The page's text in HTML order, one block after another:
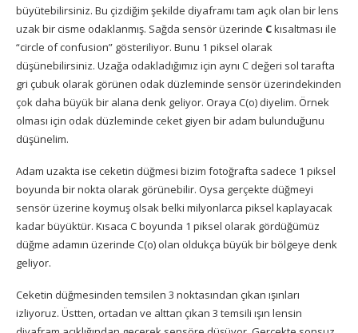
büyütebilirsiniz. Bu çizdiğim şekilde diyaframı tam açık olan bir lens
uzak bir cisme odaklanmış. Sağda sensör üzerinde Ckısaltması ile
“circle of confusion” gösteriliyor. Bunu 1 piksel olarak
düşünebilirsiniz. Uzağa odakladığımız için aynı C değeri sol tarafta
gri çubuk olarak görünen odak düzleminde sensör üzerindekinden
çok daha büyük bir alana denk geliyor. Oraya C(o) diyelim. Örnek
olması için odak düzleminde ceket giyen bir adam bulunduğunu
düşünelim.
Adam uzakta ise ceketin düğmesi bizim fotoğrafta sadece 1 piksel
boyunda bir nokta olarak görünebilir. Oysa gerçekte düğmeyi
sensör üzerine koymuş olsak belki milyonlarca piksel kaplayacak
kadar büyüktür. Kısaca C boyunda 1 piksel olarak gördüğümüz
düğme adamın üzerinde C(o) olan oldukça büyük bir bölgeye denk
geliyor.
Ceketin düğmesinden temsilen 3 noktasından çıkan ışınları
izliyoruz. Üstten, ortadan ve alttan çıkan 3 temsili ışın lensin